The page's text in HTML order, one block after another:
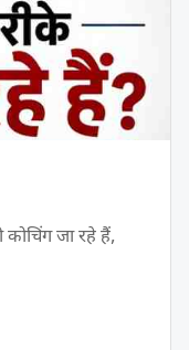
जा रहे हैं,